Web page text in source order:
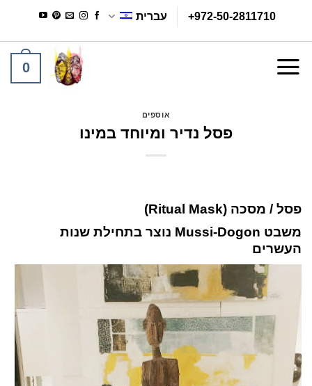
content
+972-50-2811710 עברית
0
אוספים
פסל נדיר ומיוחד במינו
פסל / מסכה (Ritual Mask)
משבט Mussi-Dogon נוצר בתחילת שנות
העשרים